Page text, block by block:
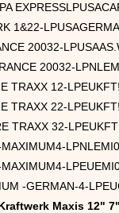
1&22-
20032-
20032-
TRAXX 12-
TRAXX 22-
TRAXX 32-
-GERMAN-4-
Maxis 12" 7"